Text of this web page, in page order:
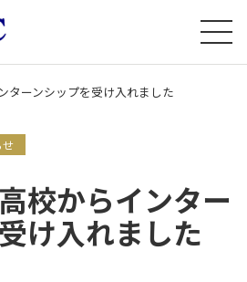
ターンシップを受け入れました
せ
校からインター
け入れました